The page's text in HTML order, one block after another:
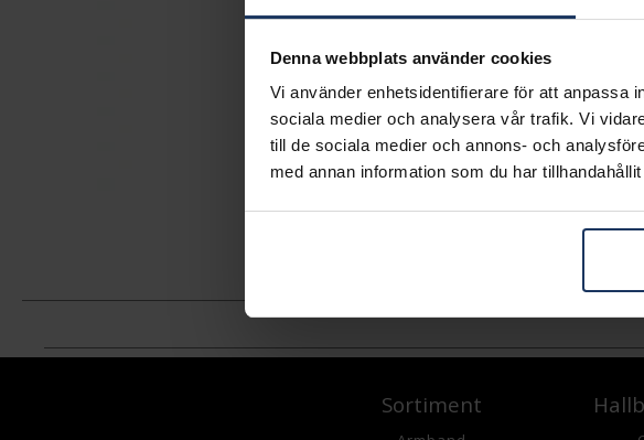
Denna webbplats använder cookies
Vi använder enhetsidentifierare för att anpassa
sociala medier och analysera vår trafik. Vi
till de sociala medier och annons- och
med annan information som du har
Sortiment